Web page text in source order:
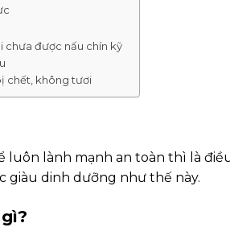
chưa được nấu chín kỹ
chết, không tươi
luôn lành mạnh an toàn thì là
giàu dinh dưỡng như thế này.